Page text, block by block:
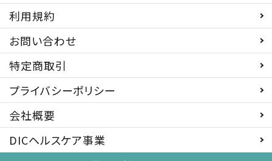
利用規約
お問い合わせ
特定商取引
プライバシーポリシー
会社概要
DICヘルスケア事業